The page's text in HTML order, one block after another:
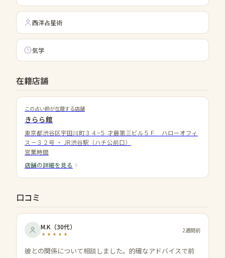
西洋占星術
気学
在籍店舗
この占い師が在籍する店舗
きらら館
東京都渋谷区宇田川町３４−５ 才藤第三ビル５Ｆ ハローオフィ
ス－３２号 ・ JR渋谷駅（ハチ公前口）
営業時間
店舗の詳細を見る
口コミ
M.K （30代） 2週間前
彼との関係について相談しました。的確なアドバイスで前